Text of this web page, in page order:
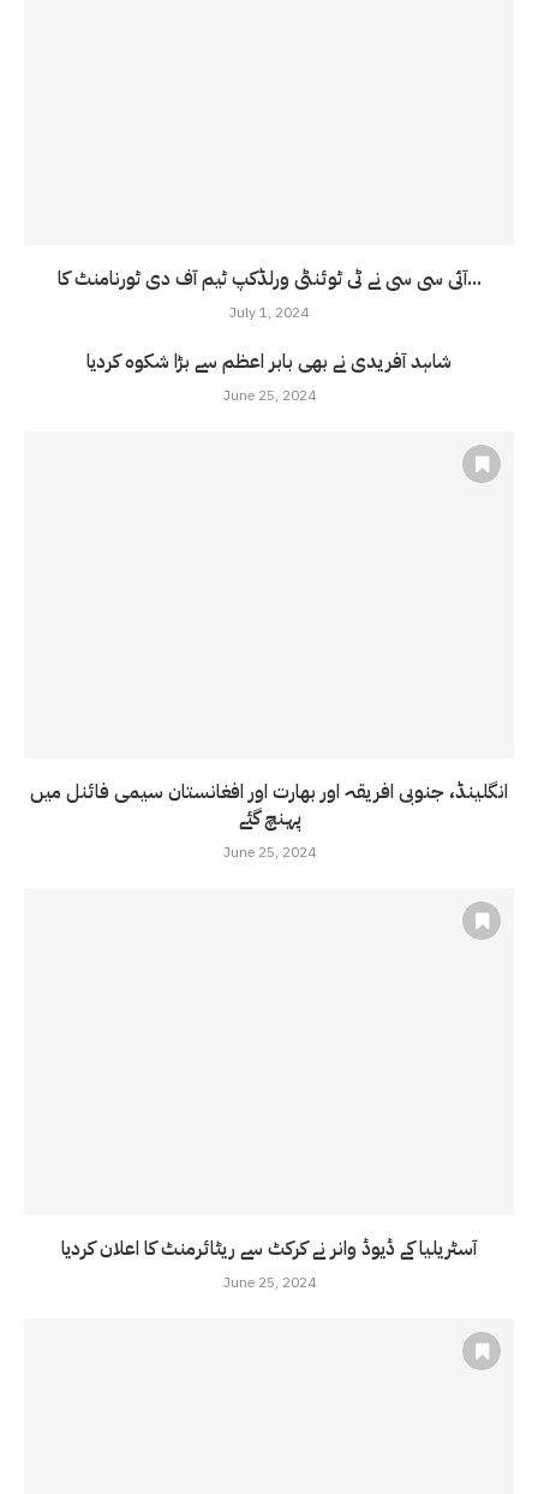
آئی سی سی نے ٹی ٹوئنٹی ورلڈکپ ٹیم آف دی ٹورنامنٹ کا...
July 1, 2024
شاہد آفریدی نے بھی بابر اعظم سے بڑا شکوہ کردیا
June 25, 2024
انگلینڈ، جنوبی افریقہ اور بھارت اور افغانستان سیمی فائنل میں
پہنچ گئے
June 25, 2024
آسٹریلیا کے ڈیوڈ وانر نے کرکٹ سے ریٹائرمنٹ کا اعلان کردیا
June 25, 2024